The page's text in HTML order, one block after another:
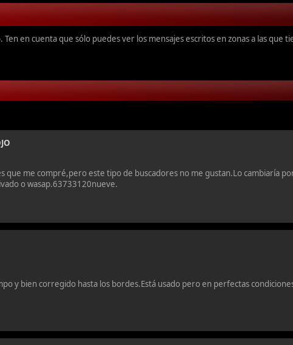
en cuenta que sólo puedes ver los mensajes escritos en zonas a las que
que me compré,pero este tipo de buscadores no me gustan.Lo cambiaría
o wasap.63733120nueve.
y bien corregido hasta los bordes.Está usado pero en perfectas